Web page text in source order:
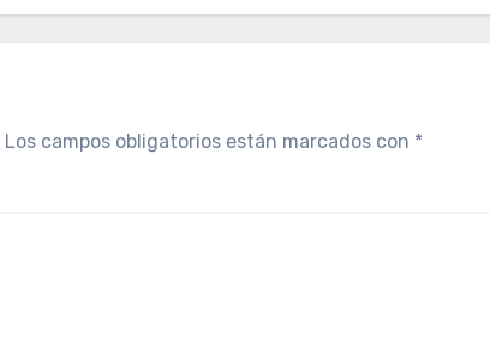
Los campos obligatorios están marcados con *